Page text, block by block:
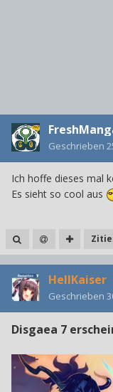
Geschrieben
Ich hoffe dieses mal
Es sieht so cool aus
HellKaiser
Geschrieben
Disgaea 7